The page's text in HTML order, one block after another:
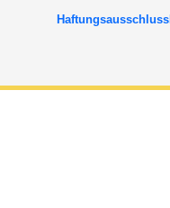
Haftungsausschluss